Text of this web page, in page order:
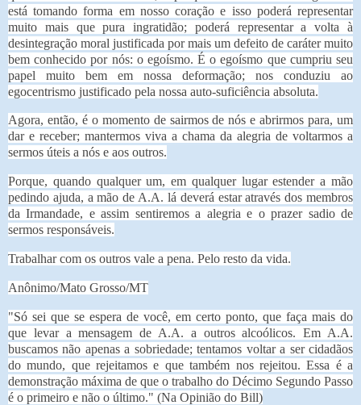
está tomando forma em nosso coração e isso poderá representar
muito mais que pura ingratidão; poderá representar a volta à
desintegração moral justificada por mais um defeito de caráter muito
bem conhecido por nós: o egoísmo. É o egoísmo que cumpriu seu
papel muito bem em nossa deformação; nos conduziu ao
egocentrismo justificado pela nossa auto-suficiência absoluta.
Agora, então, é o momento de sairmos de nós e abrirmos para, um
dar e receber; mantermos viva a chama da alegria de voltarmos a
sermos úteis a nós e aos outros.
Porque, quando qualquer um, em qualquer lugar estender a mão
pedindo ajuda, a mão de A.A. lá deverá estar através dos membros
da Irmandade, e assim sentiremos a alegria e o prazer sadio de
sermos responsáveis.
Trabalhar com os outros vale a pena. Pelo resto da vida.
Anônimo/Mato Grosso/MT
"Só sei que se espera de você, em certo ponto, que faça mais do
que levar amensagem de A.A. a outros alcoólicos. Em A.A.
buscamos não apenas a sobriedade; tentamos voltar a ser cidadãos
do mundo, que rejeitamos e que também nos rejeitou. Essa é a
demonstração máxima de que o trabalho do Décimo Segundo Passo
é o primeiro e não o último." (Na Opinião do Bill)